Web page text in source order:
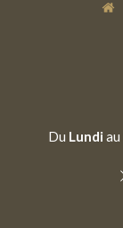
Du Lundi au